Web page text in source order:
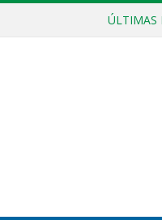
ÚLTIMAS